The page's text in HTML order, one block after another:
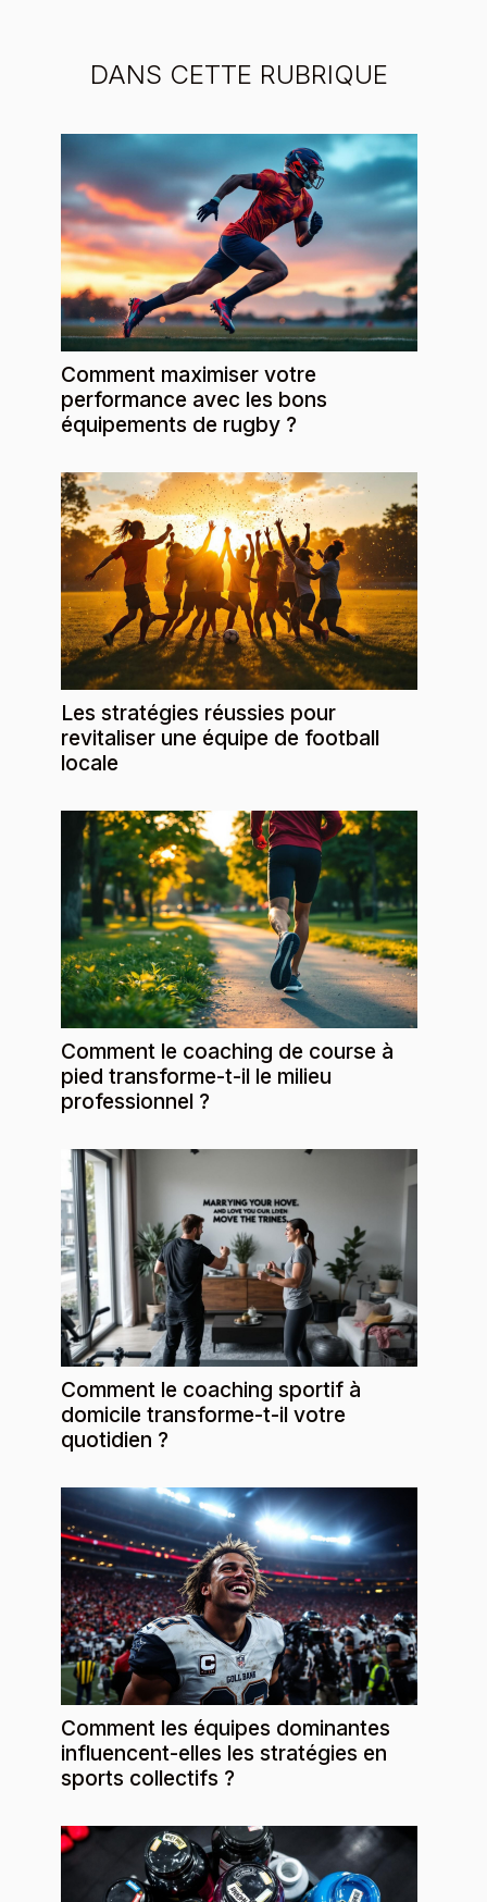
DANS CETTE RUBRIQUE
Comment maximiser votre
performance avec les bons
équipements de rugby ?
Les stratégies réussies pour
revitaliser une équipe de football
locale
Comment le coaching de course à
pied transforme-t-il le milieu
professionnel ?
Comment le coaching sportif à
domicile transforme-t-il votre
quotidien ?
Comment les équipes dominantes
influencent-elles les stratégies en
sports collectifs ?